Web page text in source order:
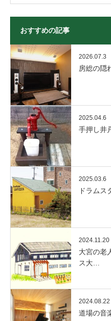
おすすめの記事
2026.07.3
房総の隠
2025.04.6
手押し井
2025.03.6
ドラムス
2024.11.20
大宮の老
ス大…
2024.08.22
道場の音